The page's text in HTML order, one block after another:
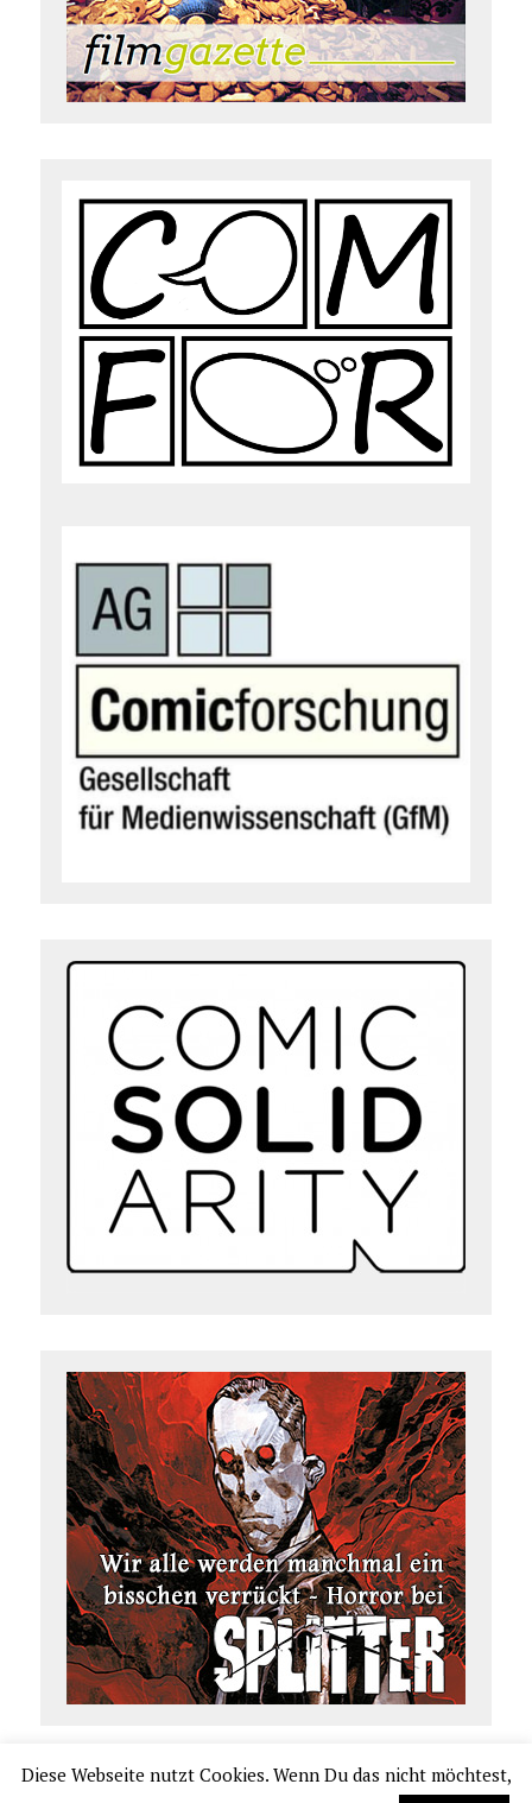
Diese Webseite nutzt Cookies. Wenn Du das nicht möchtest,